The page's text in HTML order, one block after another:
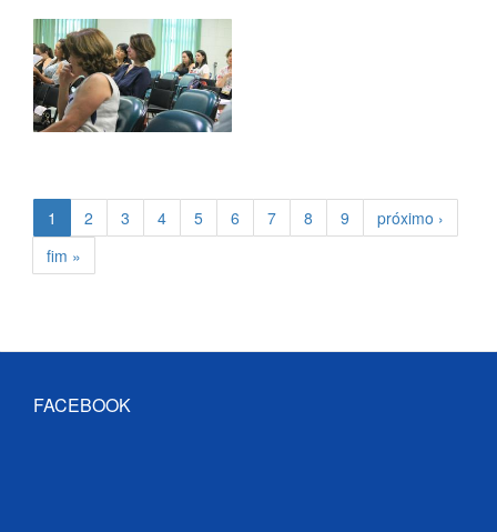
1 2 3 4 5 6 7 8 9
próximo ›
fim »
FACEBOOK